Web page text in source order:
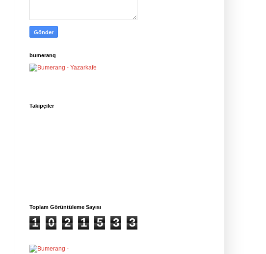
bumerang
Takipçiler
Toplam Görüntüleme Sayısı
1 0 2 1 5 3 3